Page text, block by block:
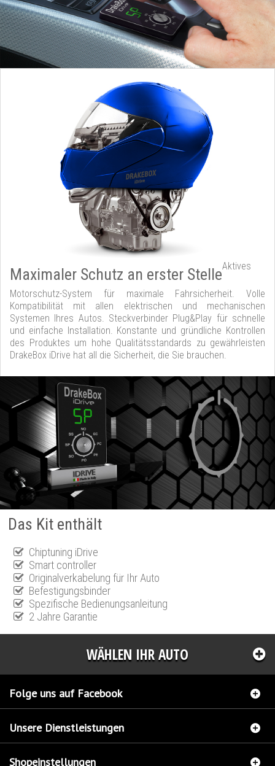
Maximaler Schutz an erster StelleAktives
Motorschutz-System für maximale Fahrsicherheit. Volle
Kompatibilität mit allen elektrischen und mechanischen
Systemen Ihres Autos. Steckverbinder Plug&Play für schnelle
und einfache Installation. Konstante und gründliche Kontrollen
des Produktes um hohe Qualitätsstandards zu gewährleisten
DrakeBox iDrive hat all die Sicherheit, die Sie brauchen.
Das Kit enthält
Chiptuning iDrive
Smart controller
Originalverkabelung für Ihr Auto
Befestigungsbinder
Spezifische Bedienungsanleitung
2 Jahre Garantie
WÄHLEN IHR AUTO
Folge uns auf Facebook
Unsere Dienstleistungen
Shopeinstellungen